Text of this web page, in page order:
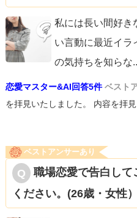
私には長い間好き
い言動に最近イラ
の気持ちを知らな
恋愛マスター&AI回答5件 ベスト
を拝見いたしました。 内容を拝
ベストアンサーあり
職場恋愛で告白して
ください。(26歳・女性）